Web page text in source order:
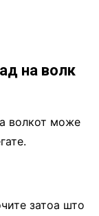
на волк
волкот може
затоа што